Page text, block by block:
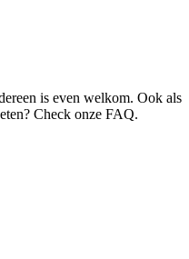
is even welkom. Ook als
Check onze FAQ.